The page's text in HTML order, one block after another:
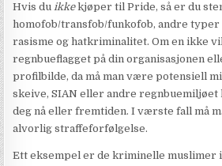
Hvis duikkekjøper til Pride, så er du
homofob/transfob/funkofob, andre typer
rasisme og hatkriminalitet. Om en ikke
regnbueflagget på din organisasjonen
profilbilde, da må man være potensiell
skeive, SIAN eller andre
deg nå eller fremtiden. I værste fall må
alvorlig straffeforfølgelse.
Ett eksempel er de kriminelle muslimer